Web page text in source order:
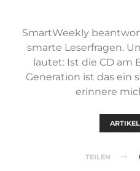
SmartWeekly
smarte Leserfragen.
lautet: Ist die CD am
Generation ist das ein
erinnere
TEILEN